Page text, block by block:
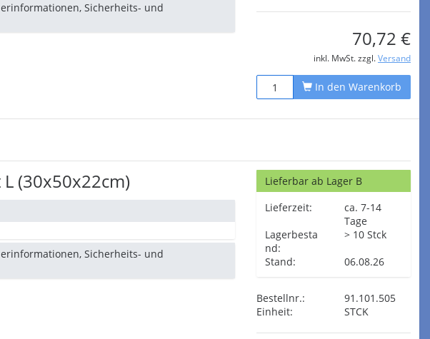
Sicherheits- und
70,72 €
inkl. MwSt. zzgl. Versand
In den Warenkorb
(30x50x22cm)
Sicherheits- und
Lieferbar ab Lager B
Lieferzeit:
ca. 7-14
Tage
Lagerbesta
nd:
> 10 Stck
Stand:
06.08.26
Bestellnr.:
91.101.505
Einheit:
STCK